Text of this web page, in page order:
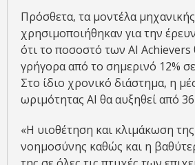
Πρόσθετα, τα μοντέλα
χρησιμοποιήθηκαν για την
ότι το ποσοστό των AI Achievers
γρήγορα από το σημερινό 12%
Στο ίδιο χρονικό διάστημα, η
ωριμότητας AI θα αυξηθεί από
«Η υιοθέτηση και κλιμάκωση
νοημοσύνης καθώς και η